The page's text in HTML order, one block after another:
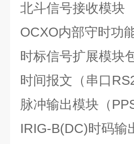
北斗信号接收模块
OCXO内部守时功
时标信号扩展模块
时间报文（串口
脉冲输出模块（
IRIG-B(DC)时码输